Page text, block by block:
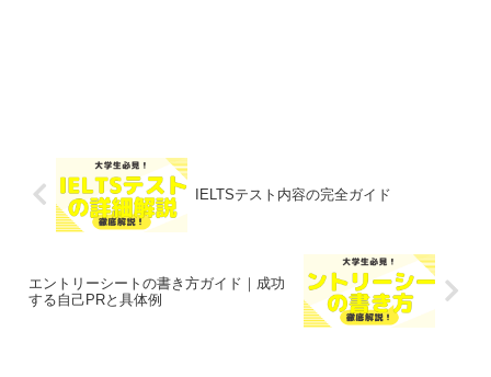
IELTSテスト内容の完全ガイド
エントリーシートの書き方ガイド｜成功
する自己PRと具体例